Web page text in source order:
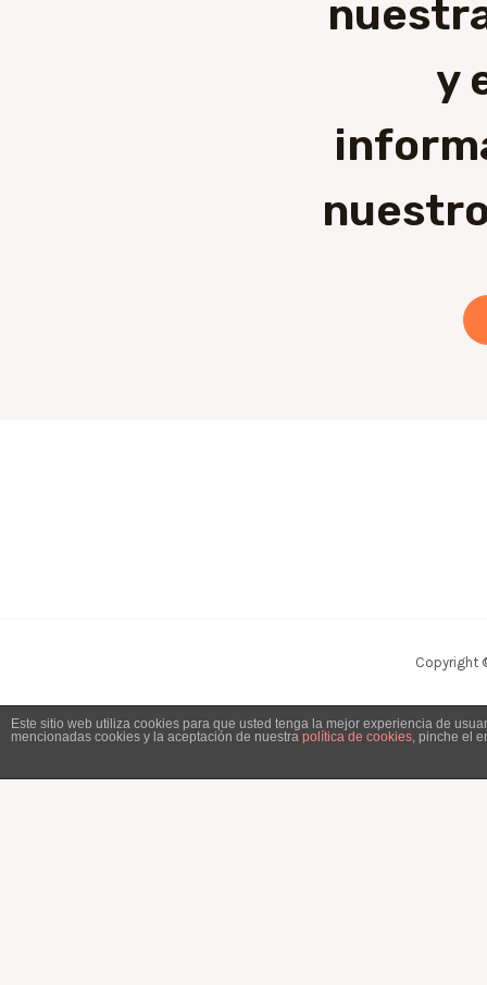
y
Copyright
Este sitio web utiliza cookies para que usted tenga la mejor experiencia de
mencionadas cookies y la aceptación de nuestra política de cookies, pinche el